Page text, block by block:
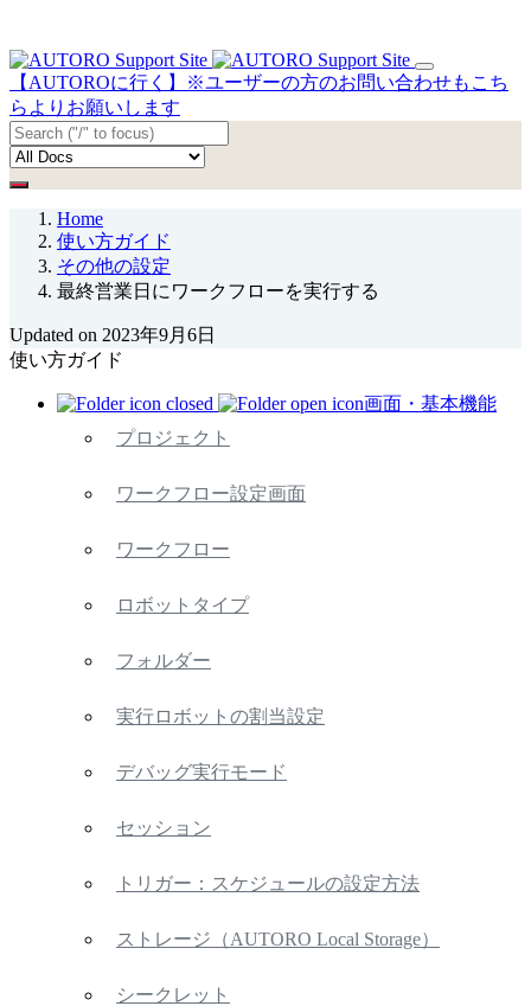
【AUTOROに行く】※ユーザーの方のお問い合わせもこち
らよりお願いします
Home
使い方ガイド
その他の設定
最終営業日にワークフローを実行する
Updated on 2023年9月6日
使い方ガイド
画面・基本機能
プロジェクト
ワークフロー設定画面
ワークフロー
ロボットタイプ
フォルダー
実行ロボットの割当設定
デバッグ実行モード
セッション
トリガー：スケジュールの設定方法
ストレージ（AUTORO Local Storage）
シークレット